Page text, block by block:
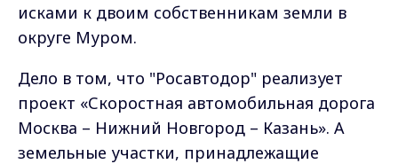
исками к двоим собственникам земли в
округе Муром.
Дело в том, что "Росавтодор" реализует
проект «Скоростная автомобильная дорога
Москва – Нижний Новгород – Казань». А
земельные участки, принадлежащие